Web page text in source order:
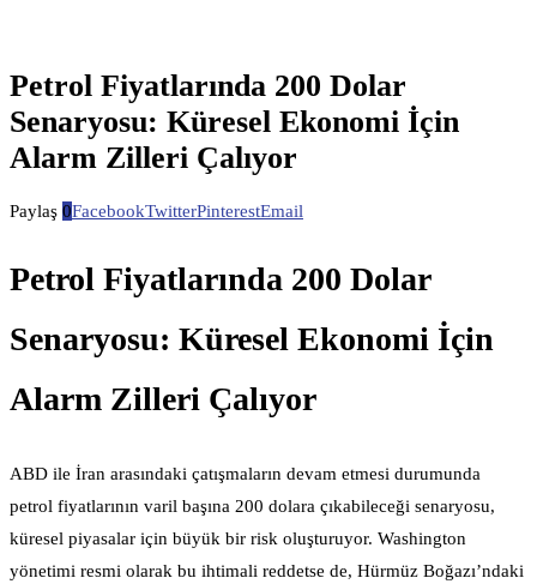
Petrol Fiyatlarında 200 Dolar
Senaryosu: Küresel Ekonomi İçin
Alarm Zilleri Çalıyor
Paylaş 0FacebookTwitterPinterestEmail
Petrol Fiyatlarında 200 Dolar
Senaryosu: Küresel Ekonomi İçin
Alarm Zilleri Çalıyor
ABD ile İran arasındaki çatışmaların devam etmesi durumunda
petrol fiyatlarının varil başına 200 dolara çıkabileceği senaryosu,
küresel piyasalar için büyük bir risk oluşturuyor. Washington
yönetimi resmi olarak bu ihtimali reddetse de, Hürmüz Boğazı’ndaki